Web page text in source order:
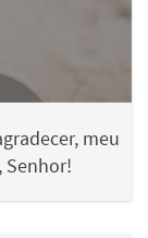
meu
Senhor!